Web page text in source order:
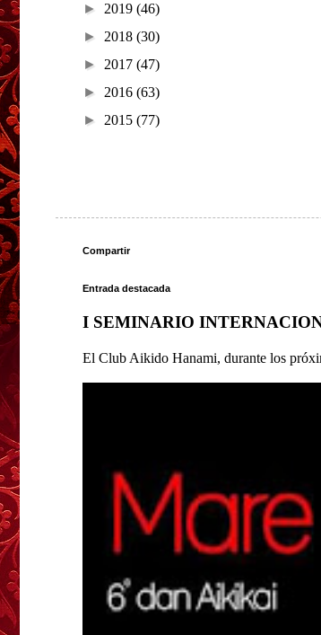
► 2019 (46)
► 2018 (30)
► 2017 (47)
► 2016 (63)
► 2015 (77)
Compartir
Entrada destacada
I SEMINARIO
El Club Aikido Hanami, durante los